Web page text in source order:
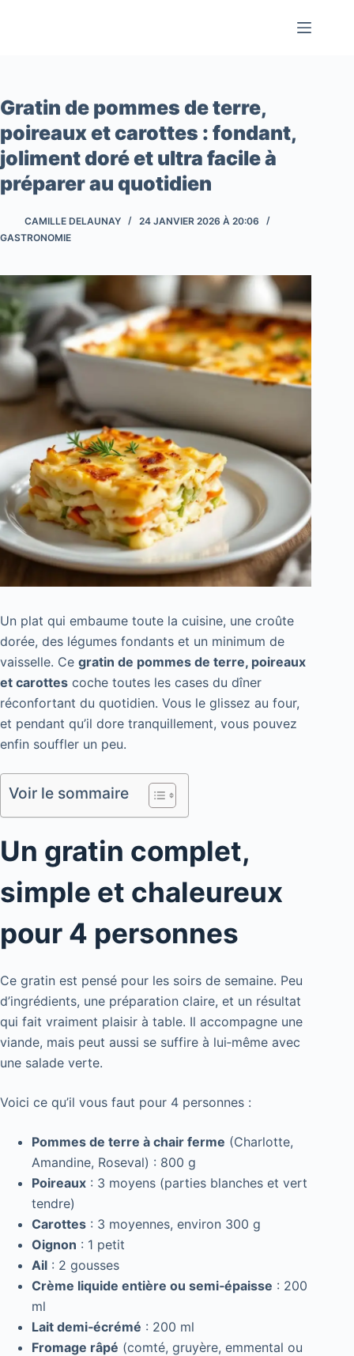
Gratin de pommes de terre,
poireaux et carottes : fondant,
joliment doré et ultra facile à
préparer au quotidien
CAMILLE DELAUNAY
24 JANVIER 2026 À 20:06
GASTRONOMIE
Un plat qui embaume toute la cuisine, une croûte
dorée, des légumes fondants et un minimum de
vaisselle. Ce gratin de pommes de terre, poireaux
et carottes coche toutes les cases du dîner
réconfortant du quotidien. Vous le glissez au four,
et pendant qu’il dore tranquillement, vous pouvez
enfin souffler un peu.
Voir le sommaire
Un gratin complet,
simple et chaleureux
pour 4 personnes
Ce gratin est pensé pour les soirs de semaine. Peu
d’ingrédients, une préparation claire, et un résultat
qui fait vraiment plaisir à table. Il accompagne une
viande, mais peut aussi se suffire à lui‑même avec
une salade verte.
Voici ce qu’il vous faut pour 4 personnes :
Pommes de terre à chair ferme (Charlotte,
Amandine, Roseval) : 800 g
Poireaux : 3 moyens (parties blanches et vert
tendre)
Carottes : 3 moyennes, environ 300 g
Oignon : 1 petit
Ail : 2 gousses
Crème liquide entière ou semi‑épaisse : 200
ml
Lait demi‑écrémé : 200 ml
Fromage râpé (comté, gruyère, emmental ou